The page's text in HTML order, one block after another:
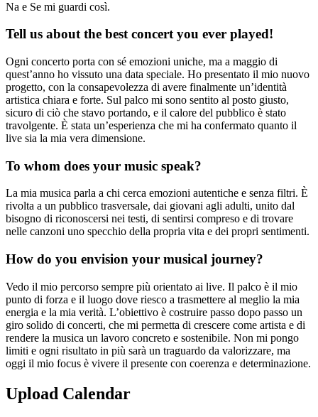
Na e Se mi guardi così.
Tell us about the best concert you ever played!
Ogni concerto porta con sé emozioni uniche, ma a maggio di
quest’anno ho vissuto una data speciale. Ho presentato il mio nuovo
progetto, con la consapevolezza di avere finalmente un’identità
artistica chiara e forte. Sul palco mi sono sentito al posto giusto,
sicuro di ciò che stavo portando, e il calore del pubblico è stato
travolgente. È stata un’esperienza che mi ha confermato quanto il
live sia la mia vera dimensione.
To whom does your music speak?
La mia musica parla a chi cerca emozioni autentiche e senza filtri. È
rivolta a un pubblico trasversale, dai giovani agli adulti, unito dal
bisogno di riconoscersi nei testi, di sentirsi compreso e di trovare
nelle canzoni uno specchio della propria vita e dei propri sentimenti.
How do you envision your musical journey?
Vedo il mio percorso sempre più orientato ai live. Il palco è il mio
punto di forza e il luogo dove riesco a trasmettere al meglio la mia
energia e la mia verità. L’obiettivo è costruire passo dopo passo un
giro solido di concerti, che mi permetta di crescere come artista e di
rendere la musica un lavoro concreto e sostenibile. Non mi pongo
limiti e ogni risultato in più sarà un traguardo da valorizzare, ma
oggi il mio focus è vivere il presente con coerenza e determinazione.
Upload Calendar